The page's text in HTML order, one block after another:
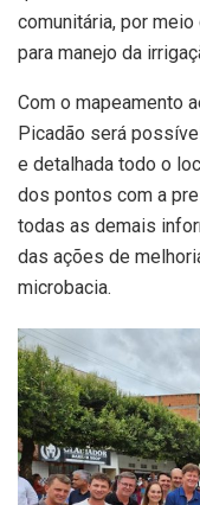
comunitária, por
para manejo da
Com o mapeamento
Picadão será
e detalhada todo o
dos pontos com a
todas as demais
das ações de
microbacia.